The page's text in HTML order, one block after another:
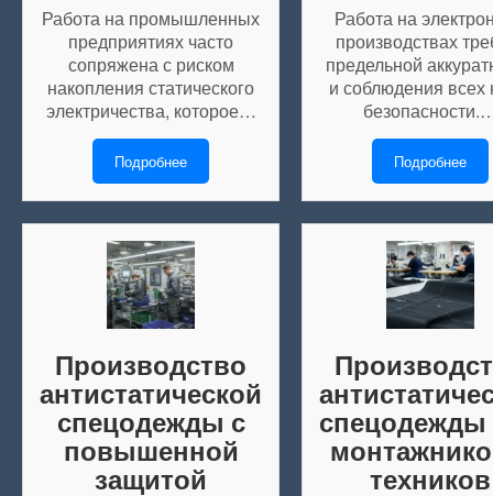
Работа на промышленных
предприятиях часто
сопряжена с риском
накопления статического
электричества, которое…
Подробнее
Работа на
производствах
предельной
и соблюдения всех
Подробнее
Производство
антистатической
спецодежды с
повышенной
защитой
спецодежды
техников